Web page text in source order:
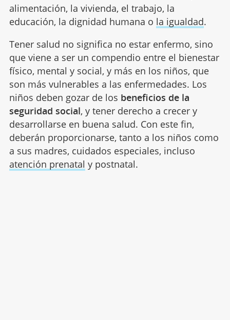
alimentación, la vivienda, el trabajo, la
educación, la dignidad humana o la igualdad.
Tener salud no significa no estar enfermo, sino
que viene a ser un compendio entre el bienestar
físico, mental y social, y más en los niños, que
son más vulnerables a las enfermedades. Los
niños deben gozar de los beneficios de la
seguridad social, y tener derecho a crecer y
desarrollarse en buena salud. Con este fin,
deberán proporcionarse, tanto a los niños como
a sus madres, cuidados especiales, incluso
atención prenatal y postnatal.